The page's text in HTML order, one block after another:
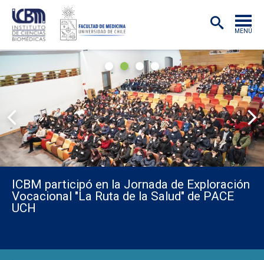
MENÚ
INSTITUTO
ACADÉMICAS/OS
INVESTIGACIÓN
PREGRADO
POSTGRADO
PUBLICACIONES
Instituto de Ciencias Biomédicas (ICBM)
DESTACADOS
ICBM participó en la Jornada de Exploración
Vocacional "La Ruta de la Salud" de PACE
UCH
1 3 4